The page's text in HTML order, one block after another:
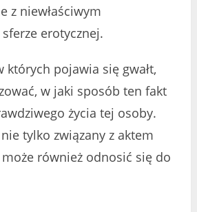
z niewłaściwym
erotycznej.
których pojawia się gwałt,
w jaki sposób ten fakt
życia tej osoby.
tylko związany z aktem
również odnosić się do